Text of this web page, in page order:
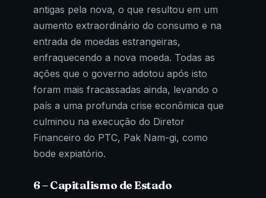
antigas pela nova, o que resultou em um
aumento extraordinário do consumo e na
entrada de moedas estrangeiras,
enfraquecendo a nova moeda. Todas as
ações que o governo adotou após isto
foram mais fracassadas ainda, levando o
país a uma profunda crise econômica que
culminou na execução do Diretor
Financeiro do PTC, Pak Nam-gi, como
bode expiatório.
6 – Capitalismo de Estado